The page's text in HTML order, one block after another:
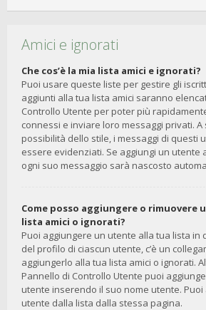
Amici e ignorati
Che cos’è la mia lista amici e ignorati?
Puoi usare queste liste per gestire gli
aggiunti alla tua lista amici saranno
Controllo Utente per poter più
connessi e inviare loro messaggi privati.
possibilità dello stile, i messaggi di questi
essere evidenziati. Se aggiungi un utente
ogni suo messaggio sarà nascosto
Come posso aggiungere o rimuovere
lista amici o ignorati?
Puoi aggiungere un utente alla tua lista in
del profilo di ciascun utente, c’è un
aggiungerlo alla tua lista amici o ignorati.
Pannello di Controllo Utente puoi
utente inserendo il suo nome utente.
utente dalla lista dalla stessa pagina.